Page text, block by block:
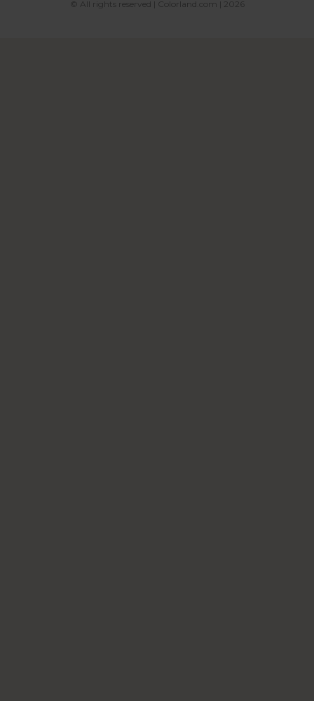
© All rights reserved | Colorland.com | 2026